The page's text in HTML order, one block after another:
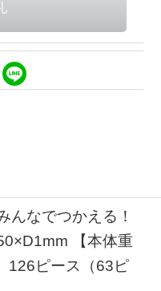
んなでつかえる！
【本体重
126ピース（63ピ